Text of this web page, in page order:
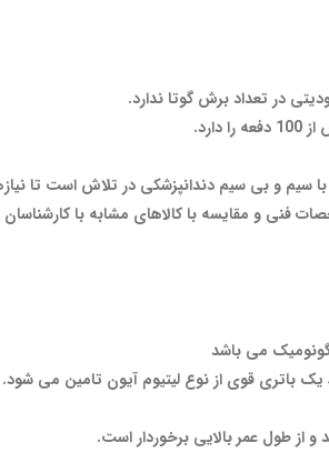
در تعداد برش گوتا ندارد.
سیم و بی سیم دندانپزشکی در تلاش است تا
فنی و مقایسه با کالاهای مشابه با
می باشد
از طول عمر بالایی برخوردار است.